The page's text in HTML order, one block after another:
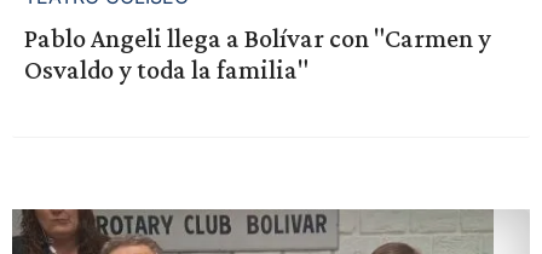
Pablo Angeli llega a Bolívar con "Carmen y
Osvaldo y toda la familia"